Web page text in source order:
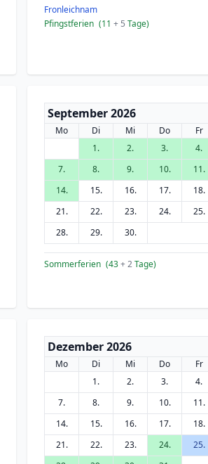
Fronleichnam
Pfingstferien (11+ 5 Tage)
September 2026
Mo Di Mi Do Fr
1.
2. 3. 4.
7.
8. 9. 10. 11.
14.
15. 16. 17. 18.
21.
22. 23. 24. 25.
28.
29. 30.
Sommerferien (43+ 2Tage)
Dezember 2026
Mo Di Mi Do Fr
1.
2. 3. 4.
7.
8. 9. 10. 11.
14.
15. 16. 17. 18.
21.
22. 23. 24. 25.